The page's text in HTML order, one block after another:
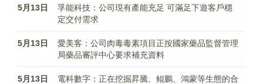
5月13日
孚能科技：公司現有產能充足 可滿足下遊客戶穩
定交付需求
5月13日
愛美客：公司肉毒毒素項目正按國家藥品監督管理
局藥品審評中心要求補充資料
5月13日
電科數字：正在挖掘昇騰、鲲鵬、鴻蒙等生態的合